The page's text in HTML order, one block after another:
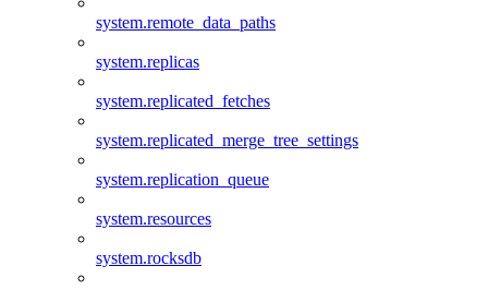
system.remote_data_paths
system.replicas
system.replicated_fetches
system.replicated_merge_tree_settings
system.replication_queue
system.resources
system.rocksdb